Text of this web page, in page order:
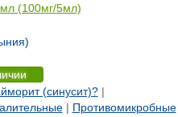
(100мг/5мл)
(синусит)?|
| Противомикробные